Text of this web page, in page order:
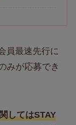
員最速先行に
みが応募でき
してはSTAY